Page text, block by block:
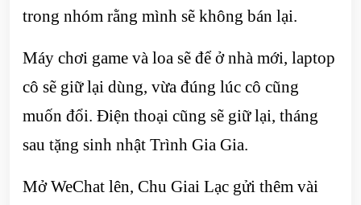
trong nhóm rằng mình sẽ không bán lại.
Máy chơi game và loa sẽ để ở nhà mới, laptop
cô sẽ giữ lại dùng, vừa đúng lúc cô cũng
muốn đổi. Điện thoại cũng sẽ giữ lại, tháng
sau tặng sinh nhật Trình Gia Gia.
Mở WeChat lên, Chu Giai Lạc gửi thêm vài